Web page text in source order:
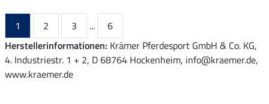
1 2 3 ...
6
Herstellerinformationen: Krämer Pferdesport GmbH & Co. KG,
4. Industriestr. 1 + 2, D 68764 Hockenheim, info@kraemer.de,
www.kraemer.de